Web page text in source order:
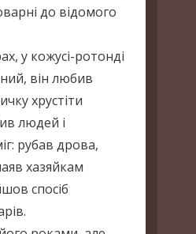
до відомого
у кожусі-ротонді
він любив
хрустіти
людей і
рубав дрова,
хазяйкам
спосіб